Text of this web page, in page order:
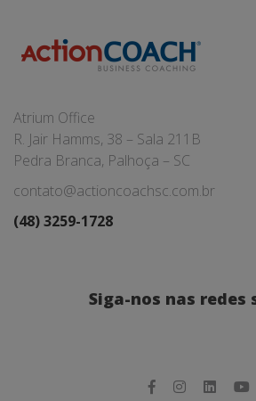
Atrium Office
R. Jair Hamms, 38 – Sala 211B
Pedra Branca, Palhoça – SC
contato@actioncoachsc.com.br
(48) 3259-1728
Siga-nos nas redes